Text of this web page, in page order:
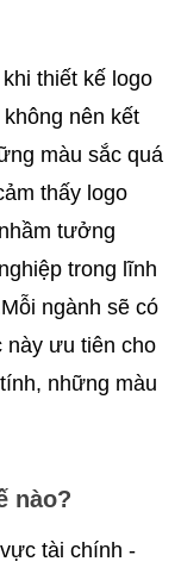
thiết kế logo
nên kết
màu sắc quá
thấy logo
tưởng
trong lĩnh
ngành sẽ có
ưu tiên cho
những màu
nào?
tài chính -